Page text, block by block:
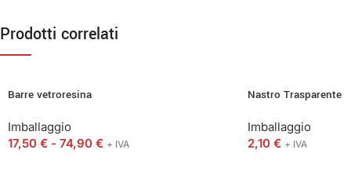
Prodotti correlati
Barre vetroresina
Imballaggio
17,50 € - 74,90 € + IVA
Nastro Trasparente
Imballaggio
2,10 € + IVA